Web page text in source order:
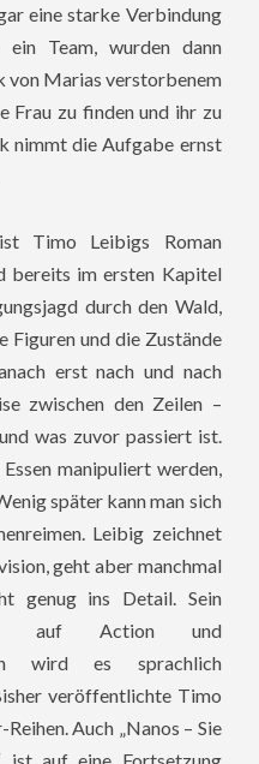
eine starke Verbindung
Team, wurden dann
von Marias verstorbenem
Frau zu finden und ihr zu
nimmt die Aufgabe ernst
Timo Leibigs Roman
bereits im ersten Kapitel
durch den Wald,
und die Zustände
erst nach und nach
zwischen den Zeilen –
was zuvor passiert ist.
manipuliert werden,
später kann man sich
Leibig zeichnet
geht aber manchmal
genug ins Detail. Sein
auf Action und
wird es sprachlich
veröffentlichte Timo
Auch „Nanos – Sie